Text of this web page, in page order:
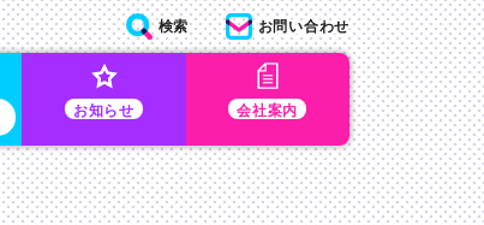
お知らせ 会社案内
検索 お問い合わせ